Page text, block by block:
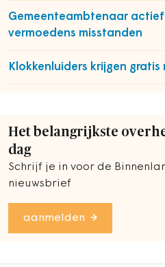
Gemeenteambtenaar actief
vermoedens misstanden
Klokkenluiders krijgen
Het belangrijkste
dag
Schrijf je in voor de
nieuwsbrief
aanmelden